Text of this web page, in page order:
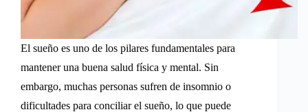
El sueño es uno de los pilares fundamentales para
mantener una buena salud física y mental. Sin
embargo, muchas personas sufren de insomnio o
dificultades para conciliar el sueño, lo que puede